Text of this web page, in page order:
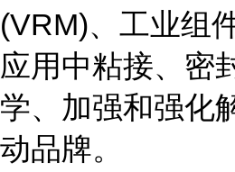
(VRM)、工业组
应用中粘接、密
学、加强和强化
动品牌。